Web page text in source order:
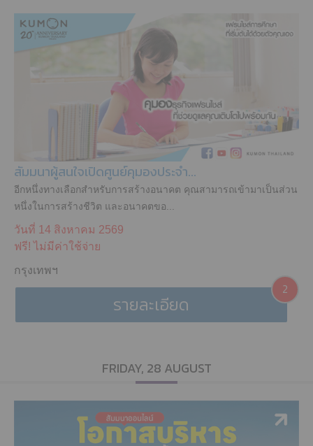
สัมมนาผู้สนใจเปิดศูนย์คุมองประจำ...
อีกหนึ่งทางเลือกสำหรับการสร้างอนาคต คุณสามารถเข้ามาเป็นส่วน
หนึ่งในการสร้างชีวิต และอนาคตขอ...
วันที่ 14 สิงหาคม 2569
ฟรี! ไม่มีค่าใช้จ่าย
กรุงเทพฯ
รายละเอียด
2
FRIDAY, 28 AUGUST